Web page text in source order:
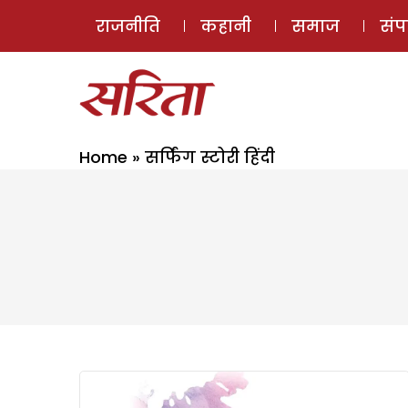
राजनीति कहानी समाज
Home » सर्फिंग स्टोरी हिंदी